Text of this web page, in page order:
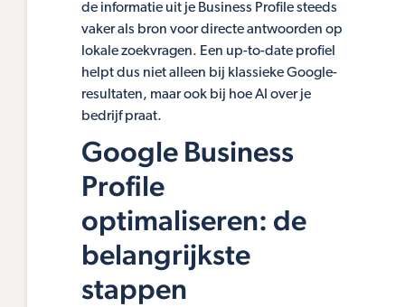
de informatie uit je Business Profile steeds
vaker als bron voor directe antwoorden op
lokale zoekvragen. Een up-to-date profiel
helpt dus niet alleen bij klassieke Google-
resultaten, maar ook bij hoe AI over je
bedrijf praat.
Google Business
Profile
optimaliseren: de
belangrijkste
stappen